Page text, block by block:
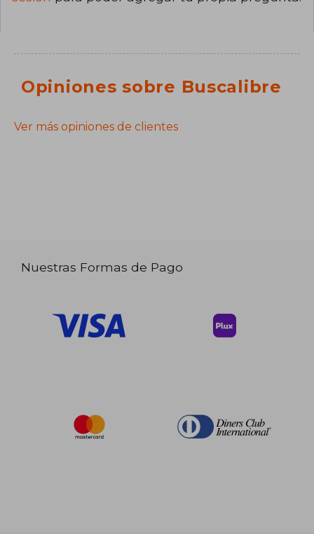
Opiniones sobre Buscalibre
Ver más opiniones de clientes
Nuestras Formas de Pago